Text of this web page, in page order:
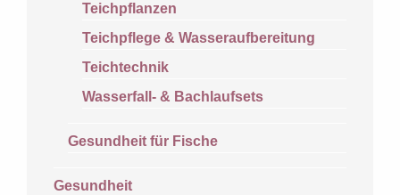
Teichpflanzen
Teichpflege & Wasseraufbereitung
Teichtechnik
Wasserfall- & Bachlaufsets
Gesundheit für Fische
Gesundheit